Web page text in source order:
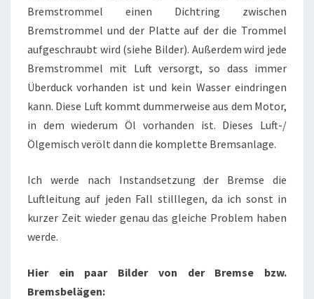
Bremstrommel einen Dichtring zwischen
Bremstrommel und der Platte auf der die Trommel
aufgeschraubt wird (siehe Bilder). Außerdem wird jede
Bremstrommel mit Luft versorgt, so dass immer
Überduck vorhanden ist und kein Wasser eindringen
kann. Diese Luft kommt dummerweise aus dem Motor,
in dem wiederum Öl vorhanden ist. Dieses Luft-/
Ölgemisch verölt dann die komplette Bremsanlage.
Ich werde nach Instandsetzung der Bremse die
Luftleitung auf jeden Fall stilllegen, da ich sonst in
kurzer Zeit wieder genau das gleiche Problem haben
werde.
Hier ein paar Bilder von der Bremse bzw.
Bremsbelägen: